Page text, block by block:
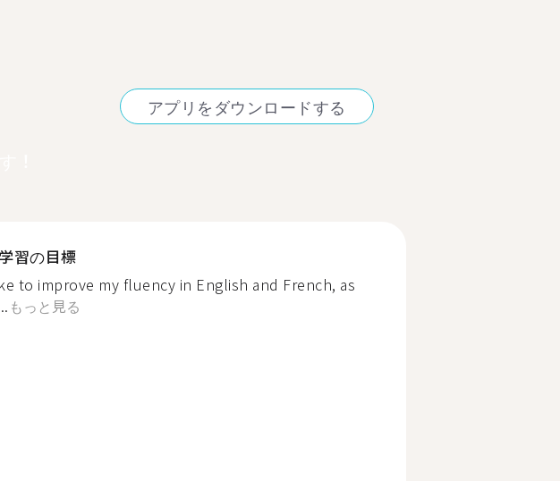
アプリをダウンロードする
習の目標
to improve my fluency in English and French, as
もっと見る